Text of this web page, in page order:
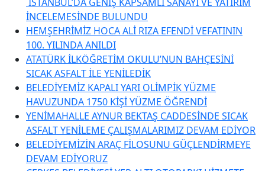
İNCELEMESİNDE BULUNDU
HEMŞEHRİMİZ HOCA ALİ RIZA EFENDİ VEFATININ
100. YILINDA ANILDI
ATATÜRK İLKÖĞRETİM OKULU’NUN BAHÇESİNİ
SICAK ASFALT İLE YENİLEDİK
BELEDİYEMİZ KAPALI YARI OLİMPİK YÜZME
HAVUZUNDA 1750 KİŞİ YÜZME ÖĞRENDİ
YENİMAHALLE AYNUR BEKTAŞ CADDESİNDE SICAK
ASFALT YENİLEME ÇALIŞMALARIMIZ DEVAM EDİYOR
BELEDİYEMİZİN ARAÇ FİLOSUNU GÜÇLENDİRMEYE
DEVAM EDİYORUZ